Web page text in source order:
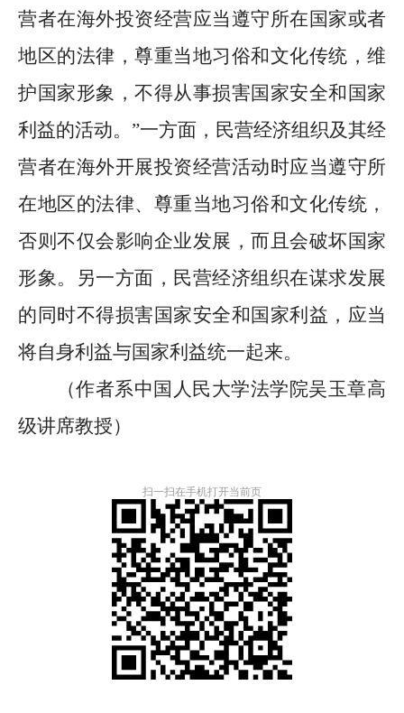
营者在海外投资经营应当遵守所在国家或者
地区的法律，尊重当地习俗和文化传统，维
护国家形象，不得从事损害国家安全和国家
利益的活动。 ”一方面，民营经济组织及其经
营者在海外开展投资经营活动时应当遵守所
在地区的法律、尊重当地习俗和文化传统，
否则不仅会影响企业发展，而且会破坏国家
形象。另一方面，民营经济组织在谋求发展
的同时不得损害国家安全和国家利益，应当
将自身利益与国家利益统一起来。
（作者系中国人民大学法学院吴玉章高
级讲席教授）
扫一扫在手机打开当前页